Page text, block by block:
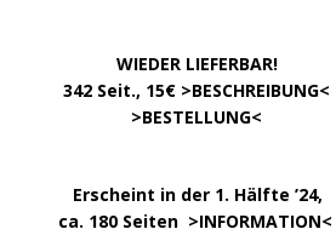
WIEDER LIEFERBAR!
342 Seit., 15€ >BESCHREIBUNG<
>BESTELLUNG<
Erscheint in der 1. Hälfte ’24,
ca. 180 Seiten >INFORMATION<